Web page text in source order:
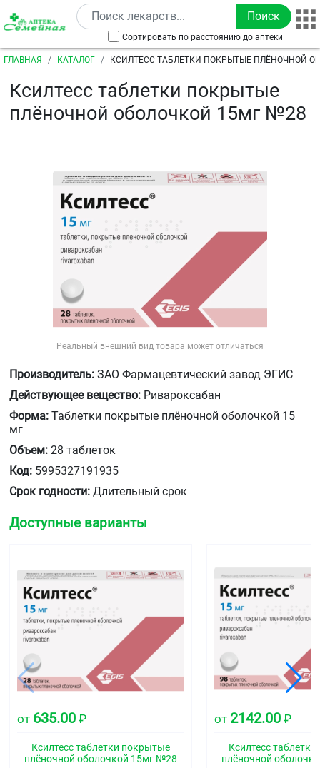
Перейти к основному содержанию
Сортировать по расстоянию до аптеки
Строка навигации
ГЛАВНАЯ КАТАЛОГ КСИЛТЕСС ТАБЛЕТКИ ПОКРЫТЫЕ ПЛЁНОЧНОЙ
Ксилтесс таблетки покрытые
плёночной оболочкой 15мг №28
Реальный внешний вид товара может отличаться
Производитель: ЗАО Фармацевтический завод ЭГИС
Действующее вещество: Ривароксабан
Форма: Таблетки покрытые плёночной оболочкой 15
мг
Объем: 28 таблеток
Код: 5995327191935
Срок годности: Длительный срок
Доступные варианты
от 635.00 ₽
Ксилтесс таблетки покрытые
плёночной оболочкой 15мг №28
от 2142.00 ₽
Ксилтесс
плёночной